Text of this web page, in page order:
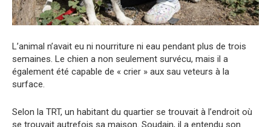
L’animal n’avait eu ni nourriture ni eau pendant plus de trois
semaines. Le chien a non seulement survécu, mais il a
également été capable de « crier » aux sau veteurs à la
surface.
Selon la TRT, un habitant du quartier se trouvait à l’endroit où
se trouvait autrefois sa maison. Soudain, il a entendu son